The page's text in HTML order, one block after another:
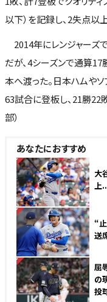
以下）を記録し、2失点以
2014年にレンジャーズ
だが、4シーズンで通算17
本へ渡った。日本ハムや
63試合に登板し、21勝22
部）
あなたにおすすめ
NEW
大
上
NEW
“
送
NEW
屈
の
投